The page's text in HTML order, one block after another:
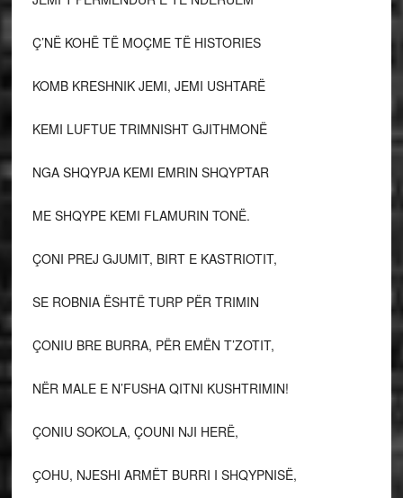
Ç’NË KOHË TË MOÇME TË HISTORIES
KOMB KRESHNIK JEMI, JEMI USHTARË
KEMI LUFTUE TRIMNISHT GJITHMONË
NGA SHQYPJA KEMI EMRIN SHQYPTAR
ME SHQYPE KEMI FLAMURIN TONË.
ÇONI PREJ GJUMIT, BIRT E KASTRIOTIT,
SE ROBNIA ËSHTË TURP PËR TRIMIN
ÇONIU BRE BURRA, PËR EMËN T’ZOTIT,
NËR MALE E N’FUSHA QITNI KUSHTRIMIN!
ÇONIU SOKOLA, ÇOUNI NJI HERË,
ҪOHU, NJESHI ARMËT BURRI I SHQYPNISË,